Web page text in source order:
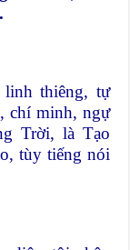
thiêng, tự
chí minh, ngự
Trời, là Tạo
tùy tiếng nói